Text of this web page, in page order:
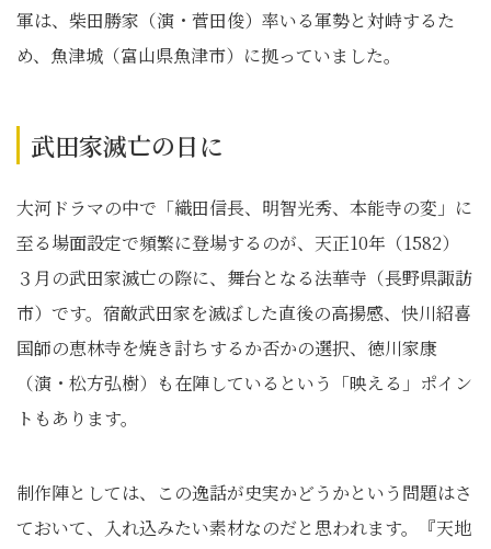
軍は、柴田勝家（演・菅田俊）率いる軍勢と対峙するた
め、魚津城（富山県魚津市）に拠っていました。
武田家滅亡の日に
大河ドラマの中で「織田信長、明智光秀、本能寺の変」に
至る場面設定で頻繁に登場するのが、天正10年（1582）
３月の武田家滅亡の際に、舞台となる法華寺（長野県諏訪
市）です。宿敵武田家を滅ぼした直後の高揚感、快川紹喜
国師の恵林寺を焼き討ちするか否かの選択、徳川家康
（演・松方弘樹）も在陣しているという「映える」ポイン
トもあります。
制作陣としては、この逸話が史実かどうかという問題はさ
ておいて、入れ込みたい素材なのだと思われます。『天地